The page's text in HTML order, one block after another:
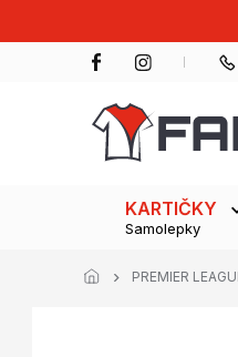
KARTIČKY
Samolepky
PREMIER